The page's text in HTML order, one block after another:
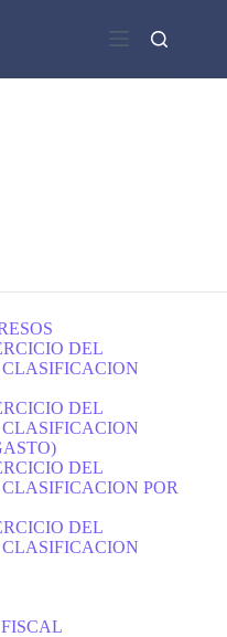
DEL
CLASIFICACION
DEL
CLASIFICACION
DEL
POR
DEL
CLASIFICACION